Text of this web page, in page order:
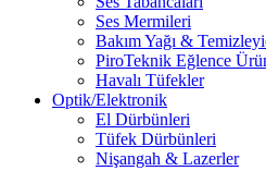
Ses Mermileri
Bakım Yağı &
PiroTeknik Eğlence
Havalı Tüfekler
Optik/Elektronik
El Dürbünleri
Tüfek Dürbünleri
Nişangah & Lazerler